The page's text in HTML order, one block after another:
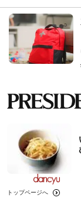
トップページへ